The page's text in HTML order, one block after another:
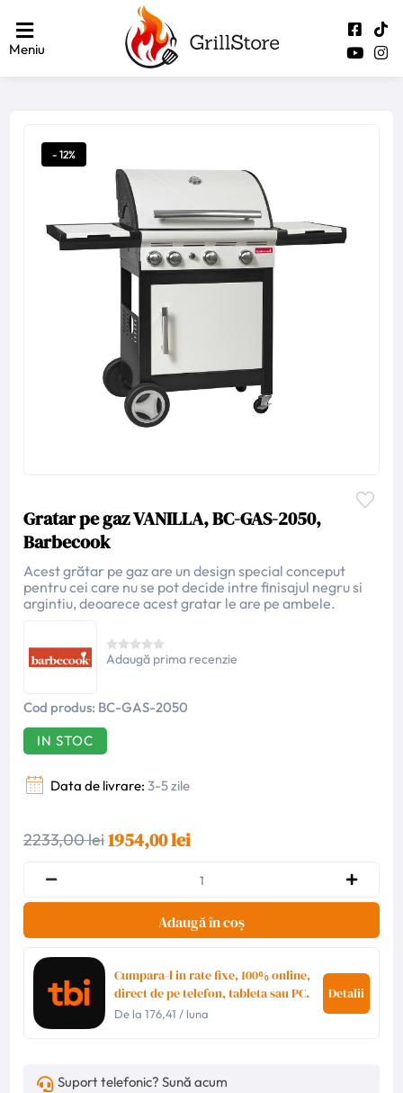
Meniu
- 12%
Gratar pe gaz VANILLA, BC-GAS-2050,
Barbecook
Acest grătar pe gaz are un design special conceput
pentru cei care nu se pot decide intre finisajul negru si
argintiu, deoarece acest gratar le are pe ambele.
Adaugă prima recenzie
Cod produs: BC-GAS-2050
IN STOC
Data de livrare: 3-5 zile
2233,00 lei1954,00 lei
Adaugă în coș
Cumpara-l in rate fixe, 100% online,
direct de pe telefon, tableta sau PC.
De la176,41 / luna
Detalii
Suport telefonic? Sună acum